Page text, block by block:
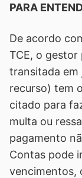
PARA
De acordo
TCE, o
transitada em
recurso) tem
citado para
multa ou
pagamento
Contas pode
vencimentos,